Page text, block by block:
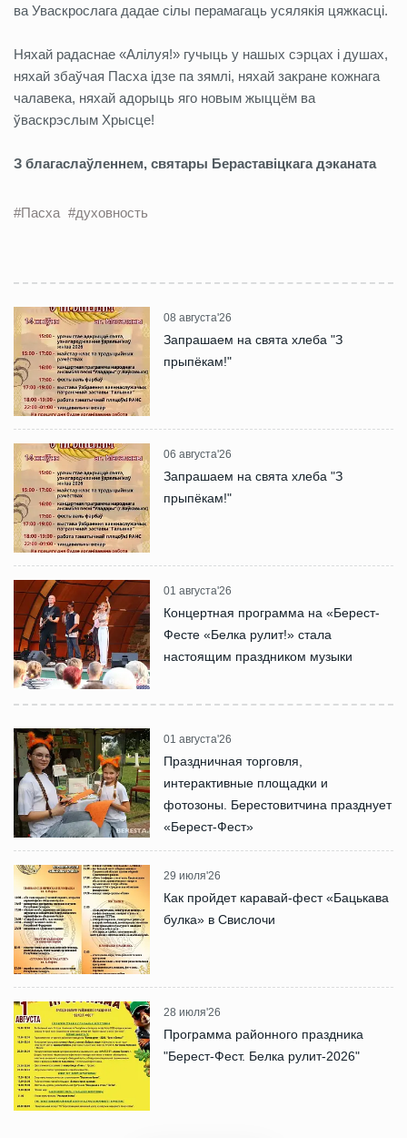
ва Уваскрослага дадае сілы перамагаць усялякія цяжкасці.
Няхай радаснае «Алілуя!» гучыць у нашых сэрцах і душах,
няхай збаўчая Пасха ідзе па зямлі, няхай закране кожнага
чалавека, няхай адорыць яго новым жыццём ва
ўваскрэслым Хрысце!
З благаслаўленнем, святары Бераставіцкага дэканата
#Пасха #духовность
08 августа'26
Запрашаем на свята хлеба "З
прыпёкам!"
06 августа'26
Запрашаем на свята хлеба "З
прыпёкам!"
01 августа'26
Концертная программа на «Берест-
Фесте «Белка рулит!» стала
настоящим праздником музыки
01 августа'26
Праздничная торговля,
интерактивные площадки и
фотозоны. Берестовитчина празднует
«Берест-Фест»
29 июля'26
Как пройдет каравай-фест «Бацькава
булка» в Свислочи
28 июля'26
Программа районного праздника
"Берест-Фест. Белка рулит-2026"